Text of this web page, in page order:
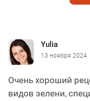
Yulia
13 ноября 2024
Очень хороший
видов зелени,